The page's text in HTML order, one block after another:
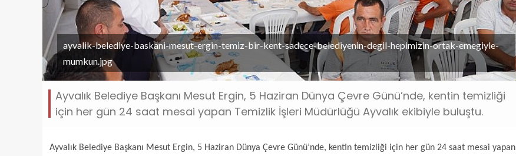
ayvalik-belediye-baskani-mesut-ergin-temiz-bir-kent-sadece-belediyenin-degil-hepimizin-ortak-emegiyle-
mumkun.jpg
Ayvalık Belediye Başkanı Mesut Ergin, 5 Haziran Dünya Çevre Günü’nde, kentin temizliği
için her gün 24 saat mesai yapan Temizlik İşleri Müdürlüğü Ayvalık ekibiyle buluştu.
Ayvalık Belediye Başkanı Mesut Ergin, 5 Haziran Dünya Çevre Günü’nde, kentin temizliği için her gün 24 saat mesai yapan